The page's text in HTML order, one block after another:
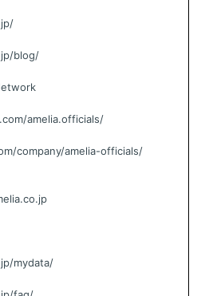
blog/
amelia.officials/
company/amelia-officials/
mydata/